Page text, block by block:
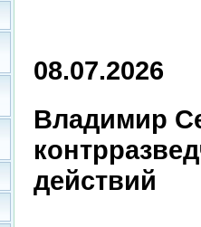
08.07.2026
Владимир
действий